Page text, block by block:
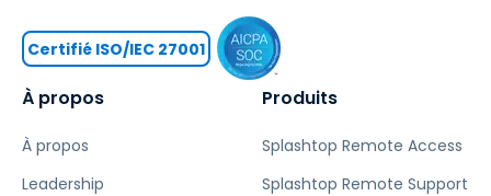
À propos
À propos
Leadership
Produits
Splashtop Remote Access
Splashtop Remote Support
Certifié ISO/IEC 27001